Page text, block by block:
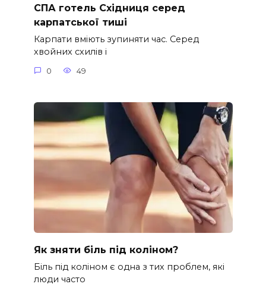
СПА готель Східниця серед
карпатської тиші
Карпати вміють зупиняти час. Серед
хвойних схилів і
0 49
Як зняти біль під коліном?
Біль під коліном є одна з тих проблем, які
люди часто